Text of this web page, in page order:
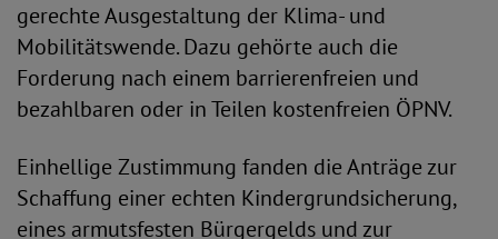
gerechte Ausgestaltung der Klima- und
Mobilitätswende. Dazu gehörte auch die
Forderung nach einem barrierenfreien und
bezahlbaren oder in Teilen kostenfreien ÖPNV.
Einhellige Zustimmung fanden die Anträge zur
Schaffung einer echten Kindergrundsicherung,
eines armutsfesten Bürgergelds und zur